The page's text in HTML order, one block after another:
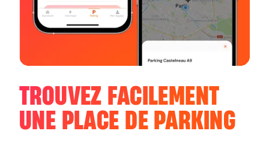
TROUVEZ FACILEMENT
UNE PLACE DE PARKING